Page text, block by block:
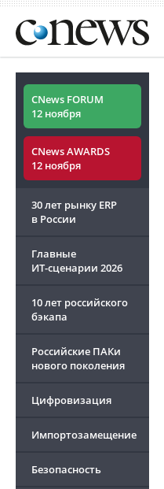
CNews FORUM
12 ноября
CNews AWARDS
12 ноября
30 лет рынку ERP
в России
Главные
ИТ-сценарии 2026
10 лет российского
бэкапа
Российские ПАКи
нового поколения
Цифровизация
Импортозамещение
Безопасность